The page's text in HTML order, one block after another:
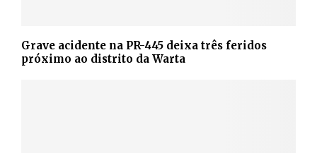
Grave acidente na PR-445 deixa três feridos
próximo ao distrito da Warta